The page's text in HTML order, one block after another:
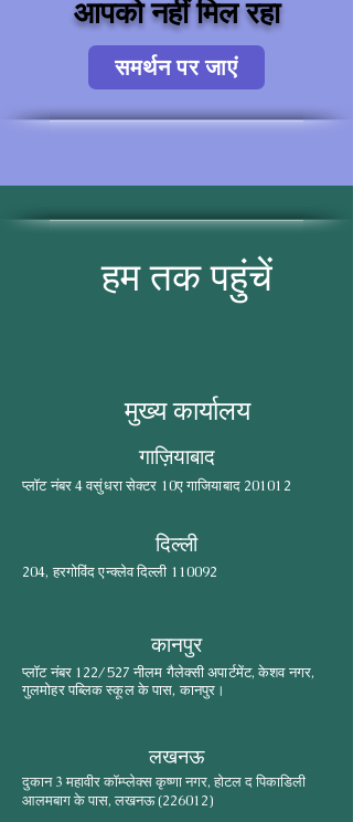
आपको नहीं मिल रहा
समर्थन पर जाएं
हम तक पहुंचें
मुख्य कार्यालय
गाज़ियाबाद
प्लॉट नंबर 4 वसुंधरा सेक्टर 10ए गाजियाबाद 201012
दिल्ली
204, हरगोविंद एन्क्लेव दिल्ली 110092
कानपुर
प्लॉट नंबर 122/527 नीलम गैलेक्सी अपार्टमेंट, केशव नगर,
गुलमोहर पब्लिक स्कूल के पास, कानपुर।
लखनऊ
दुकान 3 महावीर कॉम्प्लेक्स कृष्णा नगर, होटल द पिकाडिली
आलमबाग के पास, लखनऊ (226012)